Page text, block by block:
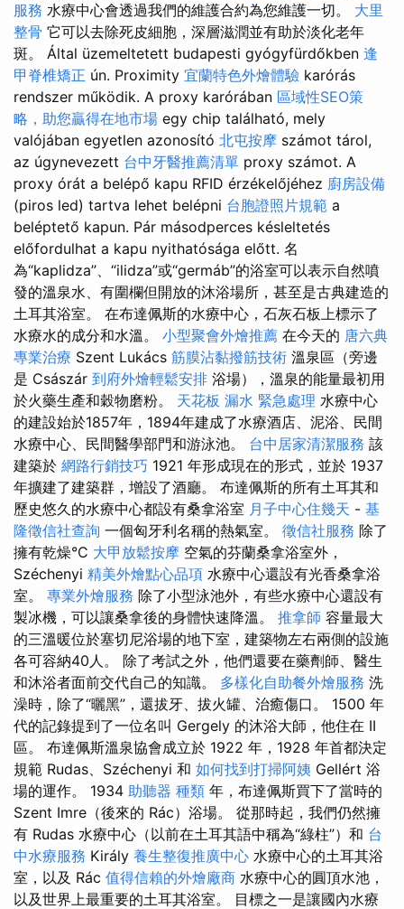
服務 水療中心會透過我們的維護合約為您維護一切。 大里
整骨 它可以去除死皮細胞，深層滋潤並有助於淡化老年
斑。 Által üzemeltetett budapesti gyógyfürdőkben 逢
甲脊椎矯正 ún. Proximity 宜蘭特色外燴體驗 karórás
rendszer működik. A proxy karórában 區域性SEO策
略，助您贏得在地市場 egy chip található, mely
valójában egyetlen azonosító 北屯按摩 számot tárol,
az úgynevezett 台中牙醫推薦清單 proxy számot. A
proxy órát a belépő kapu RFID érzékelőjéhez 廚房設備
(piros led) tartva lehet belépni 台胞證照片規範 a
beléptető kapun. Pár másodperces késleltetés
előfordulhat a kapu nyithatósága előtt. 名
為“kaplidza”、“ilidza”或“germáb”的浴室可以表示自然噴
發的溫泉水、有圍欄但開放的沐浴場所，甚至是古典建造的
土耳其浴室。 在布達佩斯的水療中心，石灰石板上標示了
水療水的成分和水溫。 小型聚會外燴推薦 在今天的 唐六典
專業治療 Szent Lukács 筋膜沾黏撥筋技術 溫泉區（旁邊
是 Császár 到府外燴輕鬆安排 浴場），溫泉的能量最初用
於火藥生產和穀物磨粉。 天花板 漏水 緊急處理 水療中心
的建設始於1857年，1894年建成了水療酒店、泥浴、民間
水療中心、民間醫學部門和游泳池。 台中居家清潔服務 該
建築於 網路行銷技巧 1921 年形成現在的形式，並於 1937
年擴建了建築群，增設了酒廳。 布達佩斯的所有土耳其和
歷史悠久的水療中心都設有桑拿浴室 月子中心住幾天 - 基
隆徵信社查詢 一個匈牙利名稱的熱氣室。 徵信社服務 除了
擁有乾燥°C 大甲放鬆按摩 空氣的芬蘭桑拿浴室外，
Széchenyi 精美外燴點心品項 水療中心還設有光香桑拿浴
室。 專業外燴服務 除了小型泳池外，有些水療中心還設有
製冰機，可以讓桑拿後的身體快速降溫。 推拿師 容量最大
的三溫暖位於塞切尼浴場的地下室，建築物左右兩側的設施
各可容納40人。 除了考試之外，他們還要在藥劑師、醫生
和沐浴者面前交代自己的知識。 多樣化自助餐外燴服務 洗
澡時，除了“曬黑”，還拔牙、拔火罐、治癒傷口。 1500 年
代的記錄提到了一位名叫 Gergely 的沐浴大師，他住在 II
區。 布達佩斯溫泉協會成立於 1922 年，1928 年首都決定
規範 Rudas、Széchenyi 和 如何找到打掃阿姨 Gellért 浴
場的運作。 1934 助聽器 種類 年，布達佩斯買下了當時的
Szent Imre（後來的 Rác）浴場。 從那時起，我們仍然擁
有 Rudas 水療中心（以前在土耳其語中稱為“綠柱”）和 台
中水療服務 Király 養生整復推廣中心 水療中心的土耳其浴
室，以及 Rác 值得信賴的外燴廠商 水療中心的圓頂水池，
以及世界上最重要的土耳其浴室。 目標之一是讓國內水療